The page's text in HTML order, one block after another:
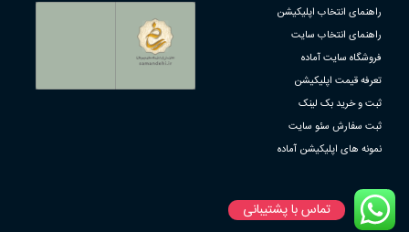
راهنمای انتخاب اپلیکیشن
راهنمای انتخاب سایت
فروشگاه سایت آماده
تعرفه قیمت اپلیکیشن
ثبت و خرید بک لینک
ثبت سفارش سئو سایت
نمونه های اپلیکیشن آماده
تماس با پشتیبانی